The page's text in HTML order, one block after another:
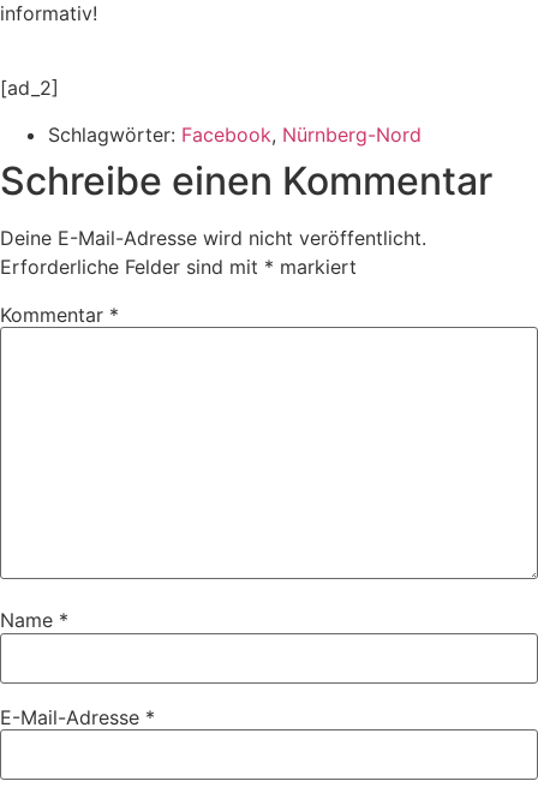
informativ!
[ad_2]
Schlagwörter: Facebook, Nürnberg-Nord
Schreibe einen Kommentar
Deine E-Mail-Adresse wird nicht veröffentlicht.
Erforderliche Felder sind mit * markiert
Kommentar *
Name *
E-Mail-Adresse *